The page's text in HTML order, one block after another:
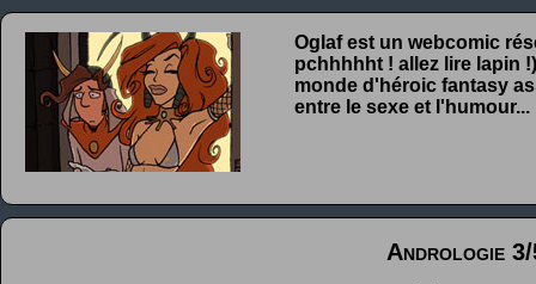
Oglaf est un webcomic
pchhhhht ! allez lire lapin
monde d'héroic fantasy
entre le sexe et l'humour...
Andrologie